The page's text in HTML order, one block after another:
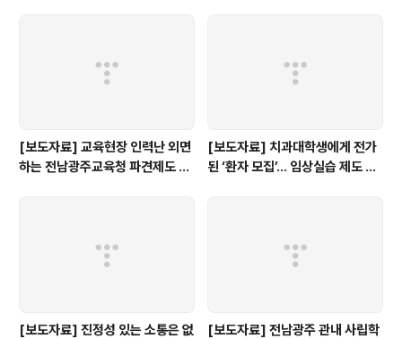
[보도자료] 교육현장 인력난 외면
하는 전남광주교육청 파견제도 재
[보도자료] 치과대학생에게 전가
된 ‘환자 모집’… 임상실습 제도 개
[보도자료] 진정성 있는 소통은 없
[보도자료] 전남광주 관내 사립학